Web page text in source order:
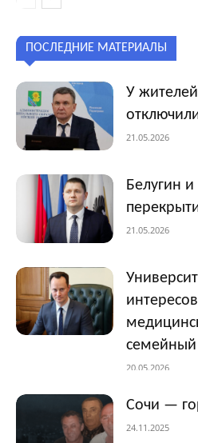
ПОСЛЕДНИЕ МАТЕРИАЛЫ
У
21.05.2026
Белугин
21.05.2026
семейный
20.05.2026
Сочи —
24.11.2025